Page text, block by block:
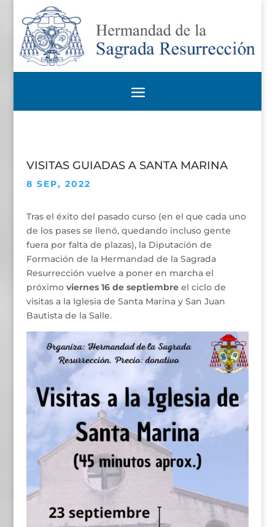
VISITAS GUIADAS A SANTA MARINA
8 SEP, 2022
Tras el éxito del pasado curso (en el que cada uno
de los pases se llenó, quedando incluso gente
fuera por falta de plazas), la Diputación de
Formación de la Hermandad de la Sagrada
Resurrección vuelve a poner en marcha el
próximo viernes 16 de septiembreel ciclo de
visitas a la Iglesia de Santa Marina y San Juan
Bautista de la Salle.